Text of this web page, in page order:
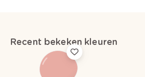
Recent bekeken kleuren